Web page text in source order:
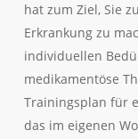
hat zum Ziel, Sie
Erkrankung zu
individuellen
medikamentöse
Trainingsplan für
das im eigenen